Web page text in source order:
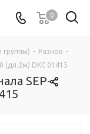
0
группы) - Разное -
(дл.2м) DKC 01415
SEP-